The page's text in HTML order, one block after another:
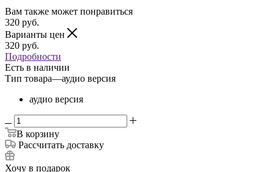
Вам также может понравиться
320 руб.
Варианты цен
320 руб.
Подробности
Есть в наличии
Тип товара—аудио версия
аудио версия
В корзину
Рассчитать доставку
Хочу в подарок